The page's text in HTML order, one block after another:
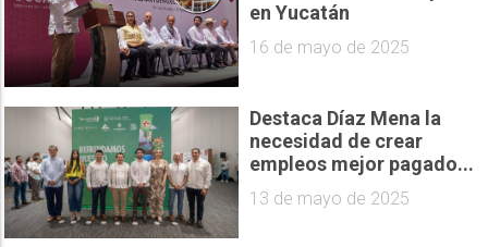
en Yucatán
16 de mayo de 2025
Destaca Díaz Mena la
necesidad de crear
empleos mejor pagado...
13 de mayo de 2025